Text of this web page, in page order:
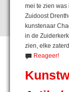
mei te zien was
Zuidoost
kunstenaar
in de
zien, elke
Reageer!